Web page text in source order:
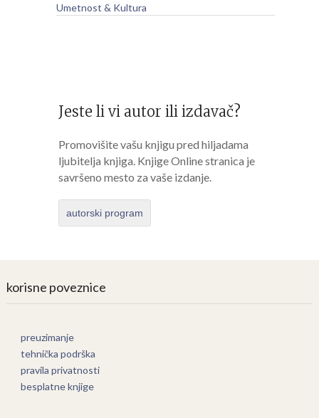
Umetnost & Kultura
Jeste li vi autor ili izdavač?
Promovišite vašu knjigu pred hiljadama
ljubitelja knjiga. Knjige Online stranica je
savršeno mesto za vaše izdanje.
autorski program
korisne poveznice
preuzimanje
tehnička podrška
pravila privatnosti
besplatne knjige